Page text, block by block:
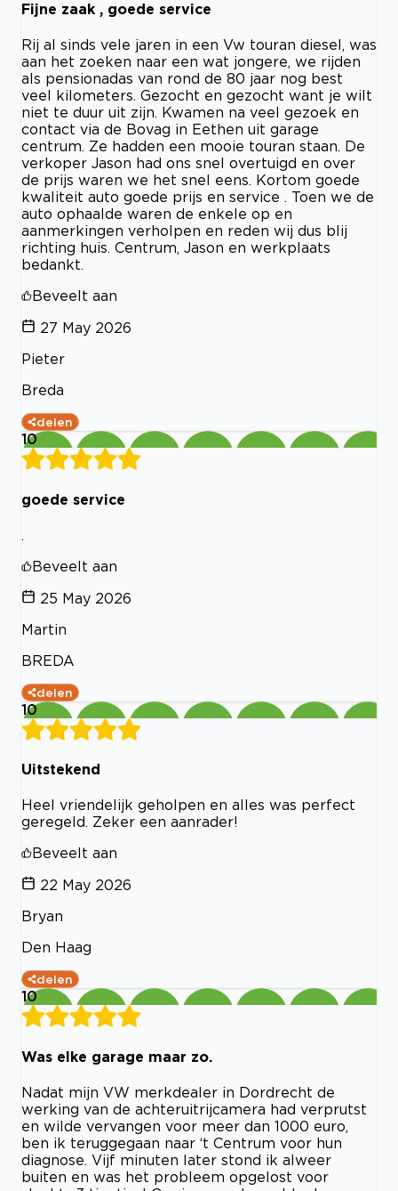
Fijne zaak , goede service
Rij al sinds vele jaren in een Vw touran diesel, was
aan het zoeken naar een wat jongere, we rijden
als pensionadas van rond de 80 jaar nog best
veel kilometers. Gezocht en gezocht want je wilt
niet te duur uit zijn. Kwamen na veel gezoek en
contact via de Bovag in Eethen uit garage
centrum. Ze hadden een mooie touran staan. De
verkoper Jason had ons snel overtuigd en over
de prijs waren we het snel eens. Kortom goede
kwaliteit auto goede prijs en service . Toen we de
auto ophaalde waren de enkele op en
aanmerkingen verholpen en reden wij dus blij
richting huis. Centrum, Jason en werkplaats
bedankt.
Beveelt aan
27 May 2026
Pieter
Breda
delen
10
goede service
.
Beveelt aan
25 May 2026
Martin
BREDA
delen
10
Uitstekend
Heel vriendelijk geholpen en alles was perfect
geregeld. Zeker een aanrader!
Beveelt aan
22 May 2026
Bryan
Den Haag
delen
10
Was elke garage maar zo.
Nadat mijn VW merkdealer in Dordrecht de
werking van de achteruitrijcamera had verprutst
en wilde vervangen voor meer dan 1000 euro,
ben ik teruggegaan naar ‘t Centrum voor hun
diagnose. Vijf minuten later stond ik alweer
buiten en was het probleem opgelost voor